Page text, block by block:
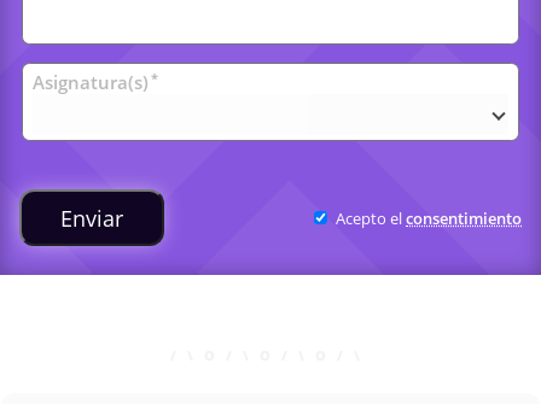
Clases
universitarias
Asignatura(s) *
Enviar Acepto elconsentimiento